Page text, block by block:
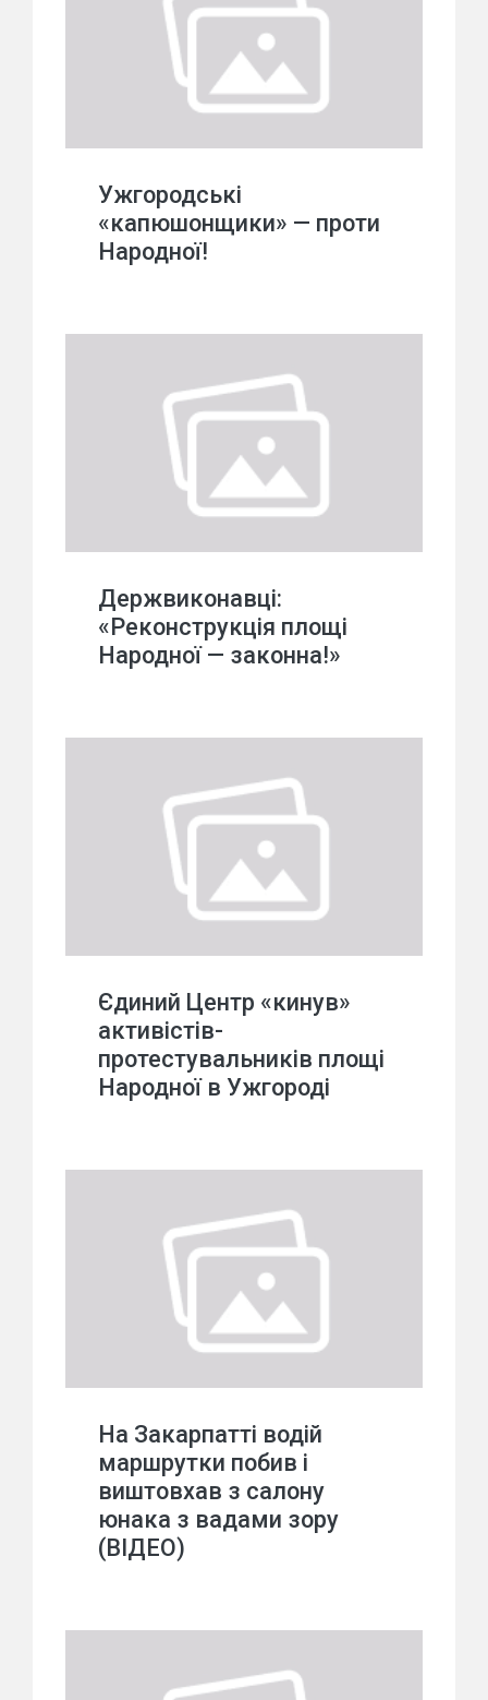
Ужгородські
«капюшонщики» — проти
Народної!
Держвиконавці:
«Реконструкція площі
Народної — законна!»
Єдиний Центр «кинув»
активістів-
протестувальників площі
Народної в Ужгороді
На Закарпатті водій
маршрутки побив і
виштовхав з салону
юнака з вадами зору
(ВІДЕО)